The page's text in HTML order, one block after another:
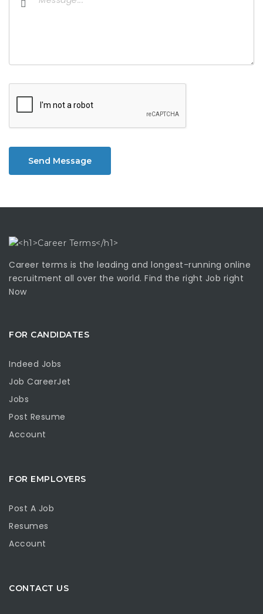
Send Message
Career terms is the leading and longest-running online
recruitment all over the world. Find the right Job right
Now
FOR CANDIDATES
Indeed Jobs
Job CareerJet
Jobs
Post Resume
Account
FOR EMPLOYERS
Post A Job
Resumes
Account
CONTACT US